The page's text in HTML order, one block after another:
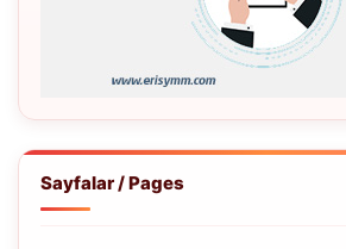
Sayfalar / Pages